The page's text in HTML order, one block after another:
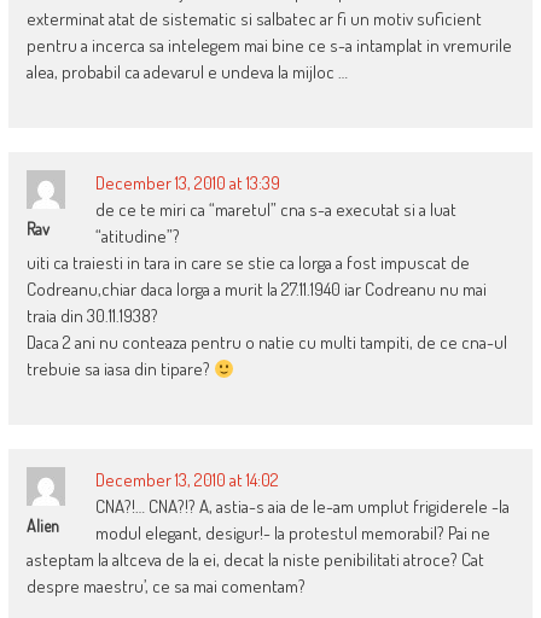
exterminat atat de sistematic si salbatec ar fi un motiv suficient
pentru a incerca sa intelegem mai bine ce s-a intamplat in vremurile
alea, probabil ca adevarul e undeva la mijloc …
Rav
December 13, 2010 at 13:39
de ce te miri ca “maretul” cna s-a executat si a luat
“atitudine”?
uiti ca traiesti in tara in care se stie ca Iorga a fost impuscat de
Codreanu,chiar daca Iorga a murit la 27.11.1940 iar Codreanu nu mai
traia din 30.11.1938?
Daca 2 ani nu conteaza pentru o natie cu multi tampiti, de ce cna-ul
trebuie sa iasa din tipare?
Alien
December 13, 2010 at 14:02
CNA?!… CNA?!? A, astia-s aia de le-am umplut frigiderele -la
modul elegant, desigur!- la protestul memorabil? Pai ne
asteptam la altceva de la ei, decat la niste penibilitati atroce? Cat
despre maestru’, ce sa mai comentam?